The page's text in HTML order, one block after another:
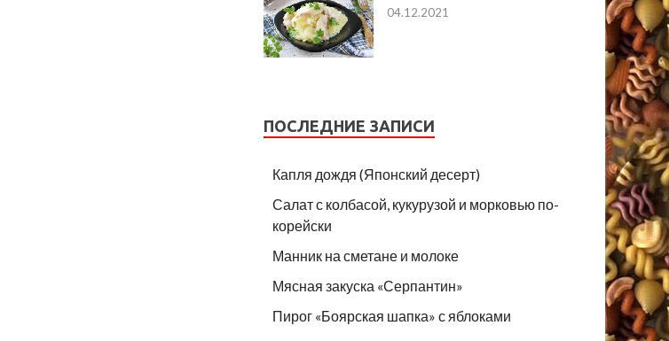
04.12.2021
ПОСЛЕДНИЕ ЗАПИСИ
Капля дождя (Японский десерт)
Салат с колбасой, кукурузой и морковью по-
корейски
Манник на сметане и молоке
Мясная закуска «Серпантин»
Пирог «Боярская шапка» с яблоками